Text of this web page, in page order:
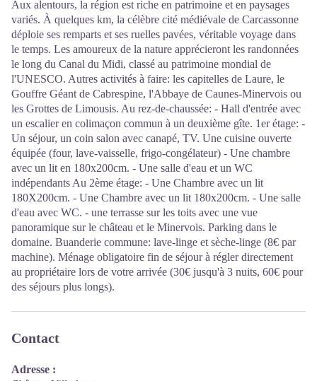
Aux alentours, la région est riche en patrimoine et en paysages
variés. À quelques km, la célèbre cité médiévale de Carcassonne
déploie ses remparts et ses ruelles pavées, véritable voyage dans
le temps. Les amoureux de la nature apprécieront les randonnées
le long du Canal du Midi, classé au patrimoine mondial de
l'UNESCO. Autres activités à faire: les capitelles de Laure, le
Gouffre Géant de Cabrespine, l'Abbaye de Caunes-Minervois ou
les Grottes de Limousis. Au rez-de-chaussée: - Hall d'entrée avec
un escalier en colimaçon commun à un deuxième gîte. 1er étage: -
Un séjour, un coin salon avec canapé, TV. Une cuisine ouverte
équipée (four, lave-vaisselle, frigo-congélateur) - Une chambre
avec un lit en 180x200cm. - Une salle d'eau et un WC
indépendants Au 2ème étage: - Une Chambre avec un lit
180X200cm. - Une Chambre avec un lit 180x200cm. - Une salle
d'eau avec WC. - une terrasse sur les toits avec une vue
panoramique sur le château et le Minervois. Parking dans le
domaine. Buanderie commune: lave-linge et sèche-linge (8€ par
machine). Ménage obligatoire fin de séjour à régler directement
au propriétaire lors de votre arrivée (30€ jusqu'à 3 nuits, 60€ pour
des séjours plus longs).
Contact
Adresse :